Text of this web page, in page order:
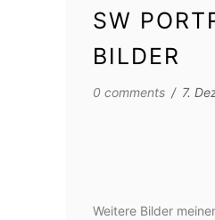
SW
BILDER
0 comments / 7.
Weitere Bilder